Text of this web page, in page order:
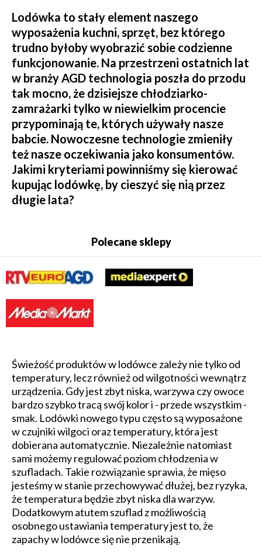
Lodówka to stały element naszego
wyposażenia kuchni, sprzęt, bez którego
trudno byłoby wyobrazić sobie codzienne
funkcjonowanie. Na przestrzeni ostatnich lat
w branży AGD technologia poszła do przodu
tak mocno, że dzisiejsze chłodziarko-
zamrażarki tylko w niewielkim procencie
przypominają te, których używały nasze
babcie. Nowoczesne technologie zmieniły
też nasze oczekiwania jako konsumentów.
Jakimi kryteriami powinniśmy się kierować
kupując lodówkę, by cieszyć się nią przez
długie lata?
Polecane sklepy
Świeżość produktów w lodówce zależy nie tylko od
temperatury, lecz również od wilgotności wewnątrz
urządzenia. Gdy jest zbyt niska, warzywa czy owoce
bardzo szybko tracą swój kolor i - przede wszystkim -
smak. Lodówki nowego typu często są wyposażone
w czujniki wilgoci oraz temperatury, która jest
dobierana automatycznie. Niezależnie natomiast
sami możemy regulować poziom chłodzenia w
szufladach. Takie rozwiązanie sprawia, że mięso
jesteśmy w stanie przechowywać dłużej, bez ryzyka,
że temperatura będzie zbyt niska dla warzyw.
Dodatkowym atutem szuflad z możliwością
osobnego ustawiania temperatury jest to, że
zapachy w lodówce się nie przenikają.